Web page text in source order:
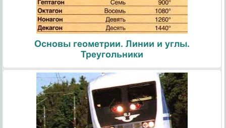
Основы геометрии. Линии и углы.
Треугольники